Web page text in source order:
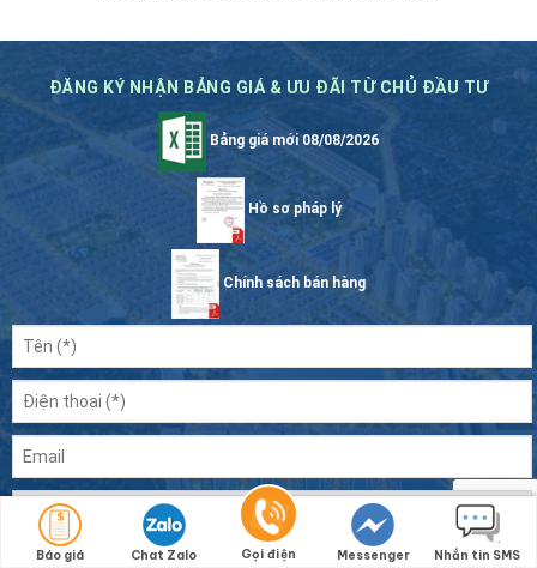
ĐĂNG KÝ NHẬN BẢNG GIÁ & ƯU ĐÃI TỪ CHỦ ĐẦU TƯ
Bảng giá mới 08/08/2026
Hồ sơ pháp lý
Chính sách bán hàng
Báo giá Chat Zalo Gọi điện Messenger Nhắn tin SMS